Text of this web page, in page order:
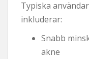
Typiska
inkluderar:
Snabb
akne